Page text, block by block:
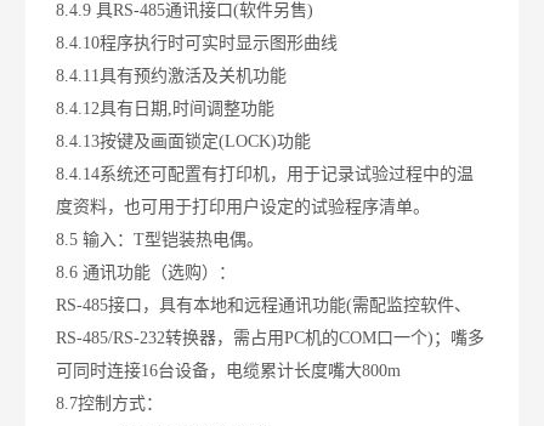
8.4.9 具RS-485通讯接口(软件另售)
8.4.10程序执行时可实时显示图形曲线
8.4.11具有预约激活及关机功能
8.4.12具有日期,时间调整功能
8.4.13按键及画面锁定(LOCK)功能
8.4.14系统还可配置有打印机，用于记录试验过程中的温
度资料，也可用于打印用户设定的试验程序清单。
8.5 输入：T型铠装热电偶。
8.6 通讯功能（选购）：
RS-485接口，具有本地和远程通讯功能(需配监控软件、
RS-485/RS-232转换器，需占用PC机的COM口一个)； 嘴多
可同时连接16台设备，电缆累计长度嘴大800m
8.7控制方式：